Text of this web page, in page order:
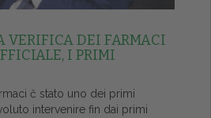
VERIFICA DEI FARMACI
I PRIMI
č stato uno dei primi
intervenire fin dai primi